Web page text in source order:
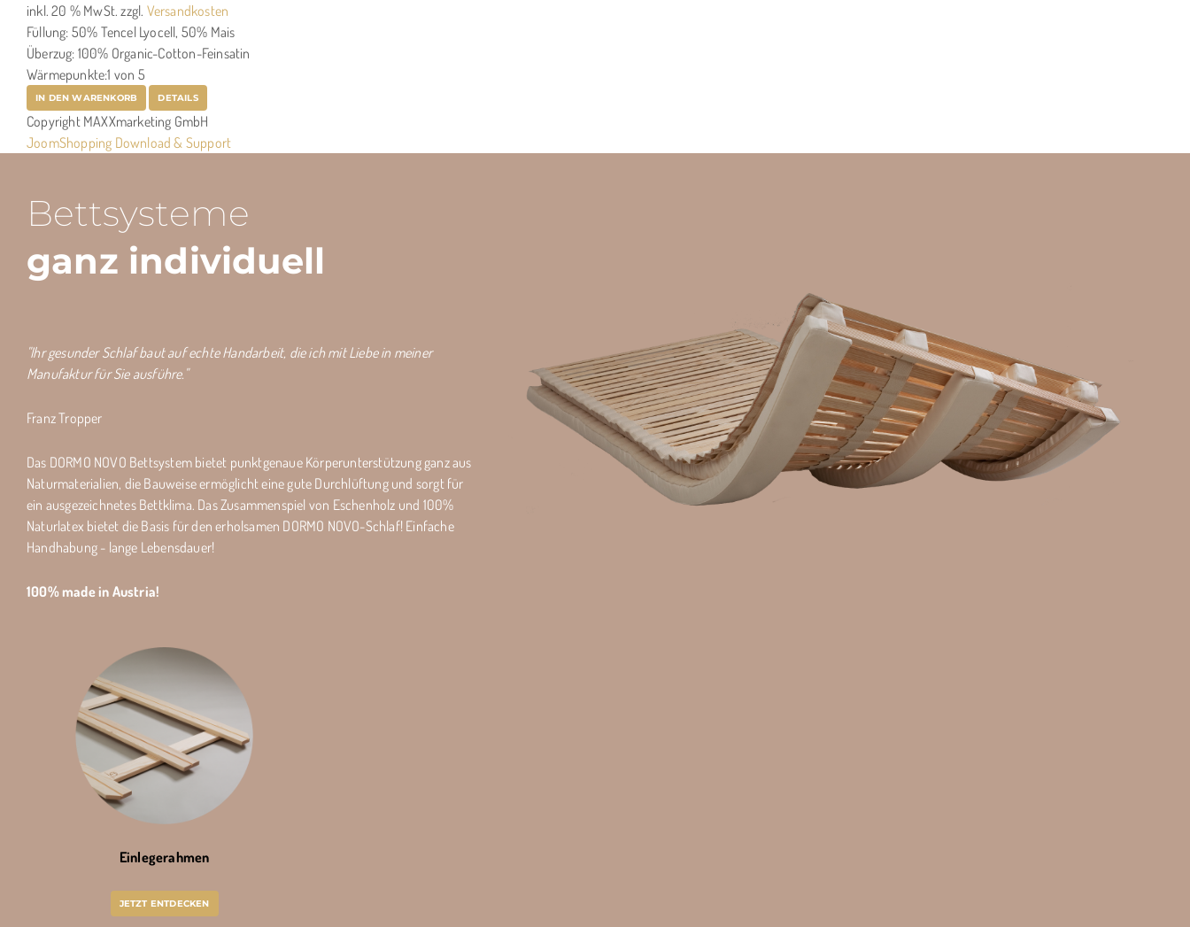
inkl. 20 % MwSt. zzgl. Versandkosten
Füllung: 50% Tencel Lyocell, 50% Mais
Überzug: 100% Organic-Cotton-Feinsatin
Wärmepunkte:1 von 5
IN DEN WARENKORB DETAILS
Copyright MAXXmarketing GmbH
JoomShopping Download & Support
Bettsysteme
ganz individuell
"Ihr gesunder Schlaf baut auf echte Handarbeit, die ich mit Liebe in meiner
Manufaktur für Sie ausführe."
Franz Tropper
Das DORMO NOVO Bettsystem bietet punktgenaue Körperunterstützung ganz aus
Naturmaterialien, die Bauweise ermöglicht eine gute Durchlüftung und sorgt für
ein ausgezeichnetes Bettklima. Das Zusammenspiel von Eschenholz und 100%
Naturlatex bietet die Basis für den erholsamen DORMO NOVO-Schlaf! Einfache
Handhabung - lange Lebensdauer!
100% made in Austria!
Einlegerahmen
JETZT ENTDECKEN